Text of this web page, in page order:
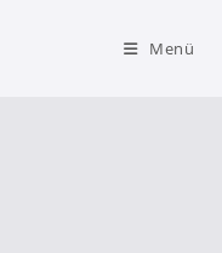
Menü